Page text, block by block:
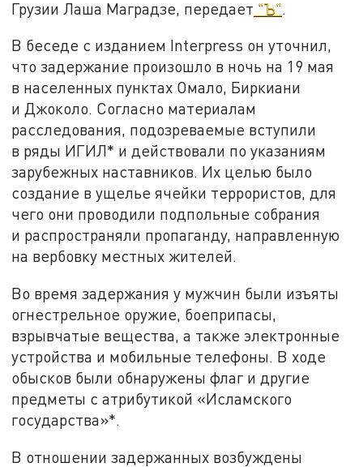
Грузии Лаша Маградзе, передает "Ъ".
В беседе с изданием Interpress он уточнил,
что задержание произошло в ночь на 19 мая
в населенных пунктах Омало, Биркиани
и Джоколо. Согласно материалам
расследования, подозреваемые вступили
в ряды ИГИЛ* и действовали по указаниям
зарубежных наставников. Их целью было
создание в ущелье ячейки террористов, для
чего они проводили подпольные собрания
и распространяли пропаганду, направленную
на вербовку местных жителей.
Во время задержания у мужчин были изъяты
огнестрельное оружие, боеприпасы,
взрывчатые вещества, а также электронные
устройства и мобильные телефоны. В ходе
обысков были обнаружены флаг и другие
предметы с атрибутикой «Исламского
государства»*.
В отношении задержанных возбуждены